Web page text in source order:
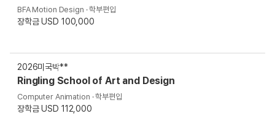
BFA Motion Design · 학부편입
장학금 USD 100,000
2026미국박**
Ringling School of Art and Design
Computer Animation · 학부편입
장학금 USD 112,000